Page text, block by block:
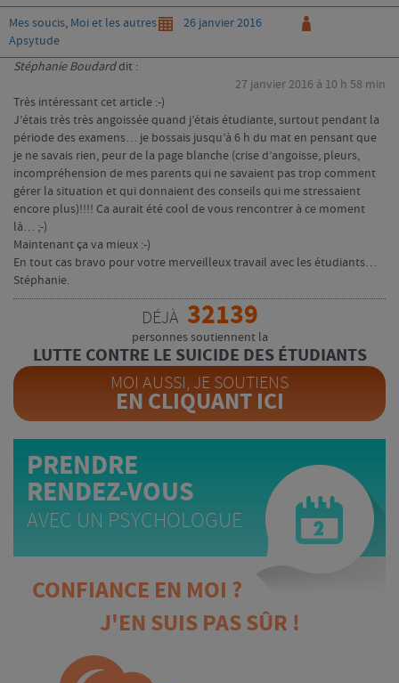
Categories
Mes soucis, Moi et les autres
Posté
26 janvier 2016
Apsytude
Stéphanie Boudarddit :
27 janvier 2016 à 10 h 58 min
Très intéressant cet article :-)
J’étais très très angoissée quand j’étais étudiante, surtout pendant la
période des examens… je bossais jusqu’à 6 h du mat en pensant que
je ne savais rien, peur de la page blanche (crise d’angoisse, pleurs,
incompréhension de mes parents qui ne savaient pas trop comment
gérer la situation et qui donnaient des conseils qui me stressaient
encore plus)!!!! Ca aurait été cool de vous rencontrer à ce moment
là… ;-)
Maintenant ça va mieux :-)
En tout cas bravo pour votre merveilleux travail avec les étudiants…
Stéphanie.
DÉJÀ 32139
personnes soutiennent la
LUTTE CONTRE LE SUICIDE DES ÉTUDIANTS
MOI AUSSI, JE SOUTIENS
EN CLIQUANT ICI
PRENDRE
RENDEZ-VOUS
AVEC UN PSYCHOLOGUE
CONFIANCE EN MOI ?
J'EN SUIS PAS SÛR !